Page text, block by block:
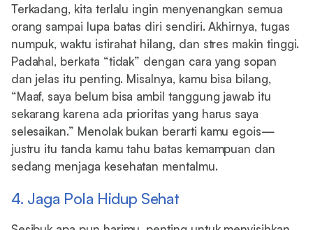
Terkadang, kita terlalu ingin menyenangkan semua
orang sampai lupa batas diri sendiri. Akhirnya, tugas
numpuk, waktu istirahat hilang, dan stres makin tinggi.
Padahal, berkata “tidak” dengan cara yang sopan
dan jelas itu penting. Misalnya, kamu bisa bilang,
“Maaf, saya belum bisa ambil tanggung jawab itu
sekarang karena ada prioritas yang harus saya
selesaikan.” Menolak bukan berarti kamu egois—
justru itu tanda kamu tahu batas kemampuan dan
sedang menjaga kesehatan mentalmu.
4. Jaga Pola Hidup Sehat